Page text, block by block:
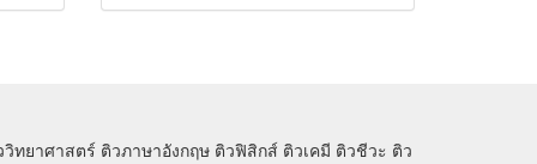
วิทยาศาสตร์ ติวภาษาอังกฤษ ติวฟิสิกส์ ติวเคมี ติวชีวะ ติว